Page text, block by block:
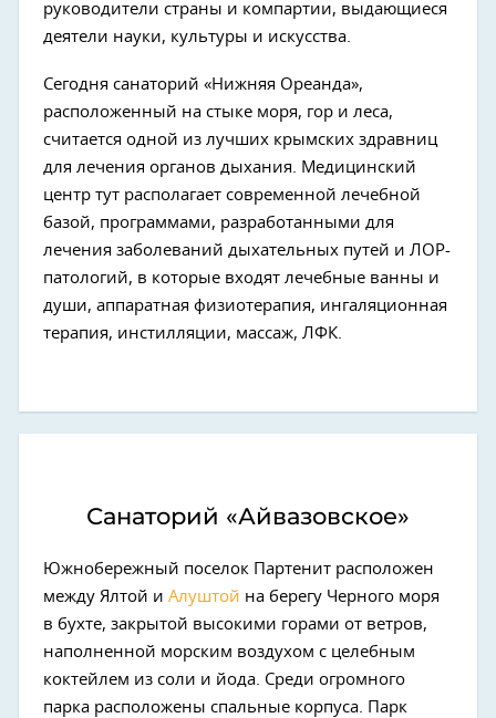
руководители страны и компартии, выдающиеся
деятели науки, культуры и искусства.
Сегодня санаторий «Нижняя Ореанда»,
расположенный на стыке моря, гор и леса,
считается одной из лучших крымских здравниц
для лечения органов дыхания. Медицинский
центр тут располагает современной лечебной
базой, программами, разработанными для
лечения заболеваний дыхательных путей и ЛОР-
патологий, в которые входят лечебные ванны и
души, аппаратная физиотерапия, ингаляционная
терапия, инстилляции, массаж, ЛФК.
Санаторий «Айвазовское»
Южнобережный поселок Партенит расположен
между Ялтой и Алуштой на берегу Черного моря
в бухте, закрытой высокими горами от ветров,
наполненной морским воздухом с целебным
коктейлем из соли и йода. Среди огромного
парка расположены спальные корпуса. Парк